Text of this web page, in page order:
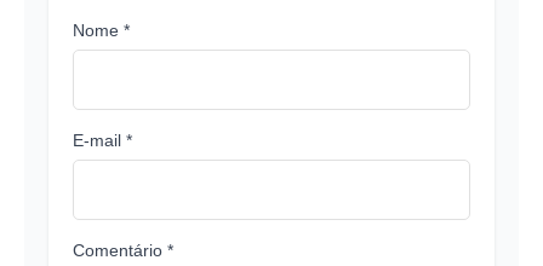
Nome *
E-mail *
Comentário *